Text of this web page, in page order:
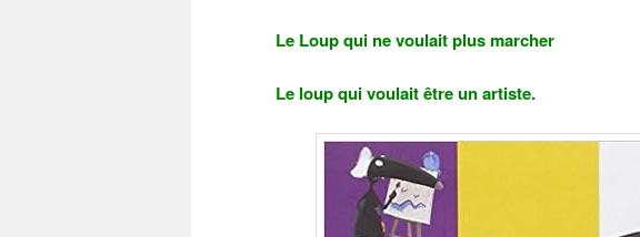
Le Loup qui ne voulait plus marcher
Le loup qui voulait être un artiste.